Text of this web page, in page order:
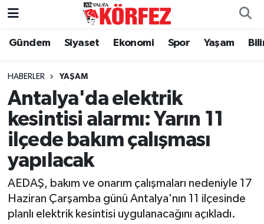
Gündem Siyaset Ekonomi Spor Yaşam
HABERLER YAŞAM
Antalya'da elektrik
kesintisi alarmı: Yarın 11
ilçede bakım çalışması
yapılacak
AEDAŞ, bakım ve onarım çalışmaları nedeniyle 17
Haziran Çarşamba günü Antalya'nın 11 ilçesinde
planlı elektrik kesintisi uygulanacağını açıkladı.
Gündem
Siyaset
Yerel Yönetim
Ekonomi
Spor
Yaşam
Nöbetçi Eczaneler
Hava Durumu
Trafik Durumu
Süper Lig Puan Durumu ve Fikstür
Tüm Manşetler
Son Dakika Haberleri